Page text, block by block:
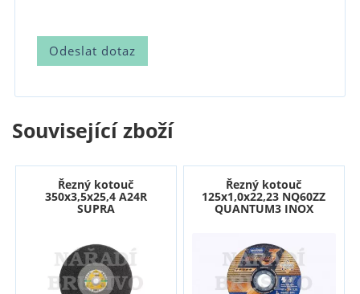
Související zboží
Řezný kotouč
350x3,5x25,4 A24R
SUPRA
Řezný kotouč
125x1,0x22,23 NQ60ZZ
QUANTUM3 INOX